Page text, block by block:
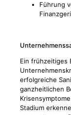
Führung
Ein frühzeitiges
erfolgreiche
ganzheitlichen
Stadium